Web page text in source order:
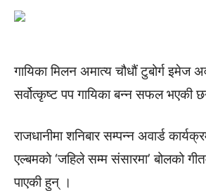
गायिका मिलन अमात्य चौधौं टुबोर्ग इमेज
सर्वोत्कृष्ट पप गायिका बन्न सफल भएकी
राजधानीमा शनिबार सम्पन्न अवार्ड
एल्बमको ‘जहिले सम्म संसारमा’ बोलको
पाएकी हुन् ।